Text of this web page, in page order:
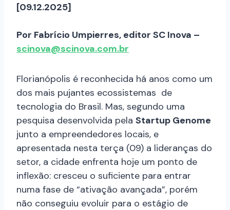
[09.12.2025]
Por Fabrício Umpierres, editor SC Inova –
scinova@scinova.com.br
Florianópolis é reconhecida há anos como um
dos mais pujantes ecossistemas de
tecnologia do Brasil. Mas, segundo uma
pesquisa desenvolvida pela Startup Genome
junto a empreendedores locais, e
apresentada nesta terça (09) a lideranças do
setor, a cidade enfrenta hoje um ponto de
inflexão: cresceu o suficiente para entrar
numa fase de “ativação avançada”, porém
não conseguiu evoluir para o estágio de